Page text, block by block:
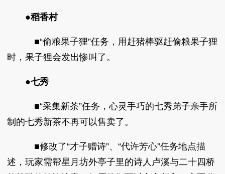
●稻香村
■“偷粮果子狸”任务，用赶猪棒驱赶偷粮果子狸
时，果子狸会发出惨叫了。
●七秀
■“采集新茶”任务，心灵手巧的七秀弟子亲手所
制的七秀新茶不再可以售卖了。
■修改了“才子赠诗”、“代许芳心”任务地点描
述，玩家需帮星月坊外亭子里的诗人卢溪与二十四桥